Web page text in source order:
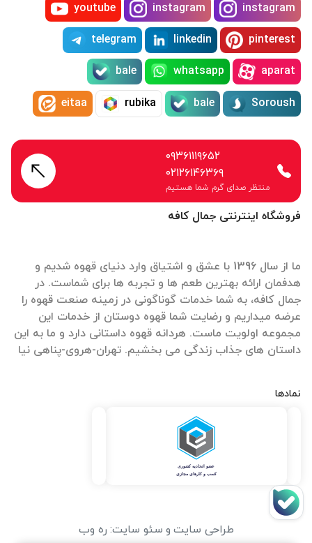
فروشگاه اینترنتی جمال کافه
ما از سال 1396 با عشق و اشتیاق وارد دنیای قهوه شدیم و
هدفمان ارائه بهترین طعم ها و تجربه ها برای شماست. در
جمال کافه، به شما خدمات گوناگونی در زمینه صنعت قهوه را
عرضه میداریم و رضایت شما قهوه دوستان از خدمات این
مجموعه اولویت ماست. هردانه قهوه داستانی دارد و ما به این
داستان های جذاب زندگی می بخشیم. تهران-هروی-پناهی نیا
نمادها
instagram
instagram
youtube
pinterest
linkedin
telegram
aparat
whatsapp
bale
Soroush
bale
rubika
eitaa
۰۹۳۶۱۱۱۹۶۵۲
۰۲۱۲۶۱۴۶۳۶۹
منتظر صدای گرم شما هستیم
طراحی سایت و سئو سایت: ره وب